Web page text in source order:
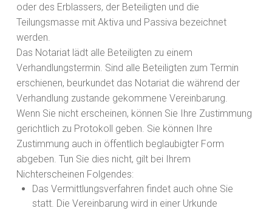
oder des Erblassers, der Beteiligten und die
Teilungsmasse mit Aktiva und Passiva bezeichnet
werden.
Das Notariat lädt alle Beteiligten zu einem
Verhandlungstermin. Sind alle Beteiligten zum Termin
erschienen, beurkundet das Notariat die während der
Verhandlung zustande gekommene Vereinbarung.
Wenn Sie nicht erscheinen, können Sie Ihre Zustimmung
gerichtlich zu Protokoll geben. Sie können Ihre
Zustimmung auch in öffentlich beglaubigter Form
abgeben. Tun Sie dies nicht, gilt bei Ihrem
Nichterscheinen Folgendes:
Das Vermittlungsverfahren findet auch ohne Sie
statt. Die Vereinbarung wird in einer Urkunde